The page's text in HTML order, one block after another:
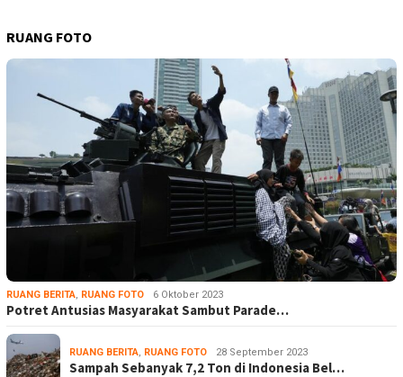
RUANG FOTO
RUANG BERITA, RUANG FOTO 6 Oktober 2023
Potret Antusias Masyarakat Sambut Parade…
RUANG BERITA, RUANG FOTO 28 September 2023
Sampah Sebanyak 7,2 Ton di Indonesia Bel…